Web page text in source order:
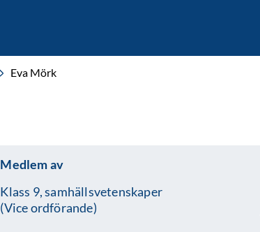
Eva Mörk
Medlem av
Klass 9, samhällsvetenskaper
(Vice ordförande)